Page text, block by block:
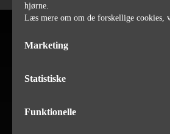
hjørne.
Læs mere om om de forskellige
Marketing
Statistiske
Funktionelle